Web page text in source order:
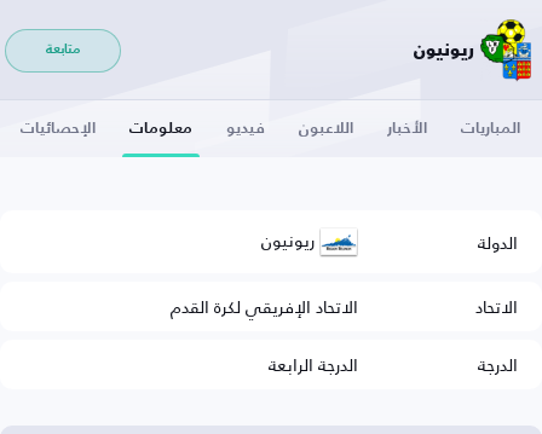
ريونيون متابعة
المباريات الأخبار اللاعبون فيديو معلومات الإحصائيات
الدولة ريونيون
الاتحاد
الاتحاد الإفريقي لكرة القدم
الدرجة
الدرجة الرابعة